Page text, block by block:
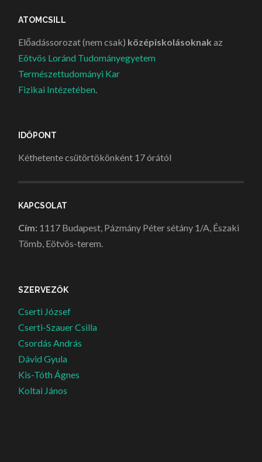
ATOMCSILL
Előadássorozat (nem csak) középiskolásoknak az
Eötvös Loránd Tudományegyetem
Természettudományi Kar
Fizikai Intézetében
IDŐPONT
Kéthetente csütörtökönként 17 órától
KAPCSOLAT
Cím: 1117 Budapest, Pázmány Péter sétány 1/A, Északi
Tömb, Eötvös-terem.
SZERVEZŐK
Cserti József
Cserti-Szauer Csilla
Csordás András
Dávid Gyula
Kis-Tóth Ágnes
Koltai János